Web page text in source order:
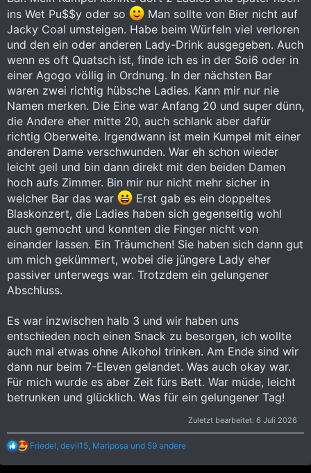
ins Wet Pu$$y oder so
Man sollte von Bier nicht auf
Jacky Coal umsteigen. Habe beim Würfeln viel verloren
und den ein oder anderen Lady-Drink ausgegeben. Auch
wenn es oft Quatsch ist, finde ich es in der Soi6 oder in
einer Agogo völlig in Ordnung. In der nächsten Bar
waren zwei richtig hübsche Ladies. Kann mir nur nie
Namen merken. Die Eine war Anfang 20 und super dünn,
die Andere eher mitte 20, auch schlank aber dafür
richtig Oberweite. Irgendwann ist mein Kumpel mit einer
anderen Dame verschwunden. War eh schon wieder
leicht geil und bin dann direkt mit den beiden Damen
hoch aufs Zimmer. Bin mir nur nicht mehr sicher in
welcher Bar das war
Erst gab es ein doppeltes
Blaskonzert, die Ladies haben sich gegenseitig wohl
auch gemocht und konnten die Finger nicht von
einander lassen. Ein Träumchen! Sie haben sich dann gut
um mich gekümmert, wobei die jüngere Lady eher
passiver unterwegs war. Trotzdem ein gelungener
Abschluss.
Es war inzwischen halb 3 und wir haben uns
entschieden noch einen Snack zu besorgen, ich wollte
auch mal etwas ohne Alkohol trinken. Am Ende sind wir
dann nur beim 7-Eleven gelandet. Was auch okay war.
Für mich wurde es aber Zeit fürs Bett. War müde, leicht
betrunken und glücklich. Was für ein gelungener Tag!
Zuletzt bearbeitet: 6 Juli 2026
R
a
Friedel, devil15, Mariposa und 59 andere